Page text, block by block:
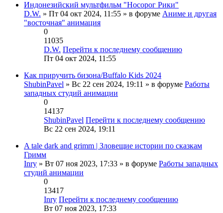
Индонезийский мультфильм "Носорог Рики"
D.W. » Пт 04 окт 2024, 11:55 » в форуме Аниме и другая
"восточная" анимация
0
11035
D.W. Перейти к последнему сообщению
Пт 04 окт 2024, 11:55
Как приручить бизона/Buffalo Kids 2024
ShubinPavel » Вс 22 сен 2024, 19:11 » в форуме Работы
западных студий анимации
0
14137
ShubinPavel Перейти к последнему сообщению
Вс 22 сен 2024, 19:11
A tale dark and grimm | Зловещие истории по сказкам
Гримм
Inry » Вт 07 ноя 2023, 17:33 » в форуме Работы западных
студий анимации
0
13417
Inry Перейти к последнему сообщению
Вт 07 ноя 2023, 17:33